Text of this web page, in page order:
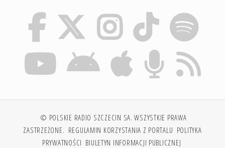
© POLSKIE RADIO SZCZECIN SA. WSZYSTKIE PRAWA
ZASTRZEŻONE. REGULAMIN KORZYSTANIA Z PORTALU POLITYKA
PRYWATNOŚCI BIULETYN INFORMACJI PUBLICZNEJ